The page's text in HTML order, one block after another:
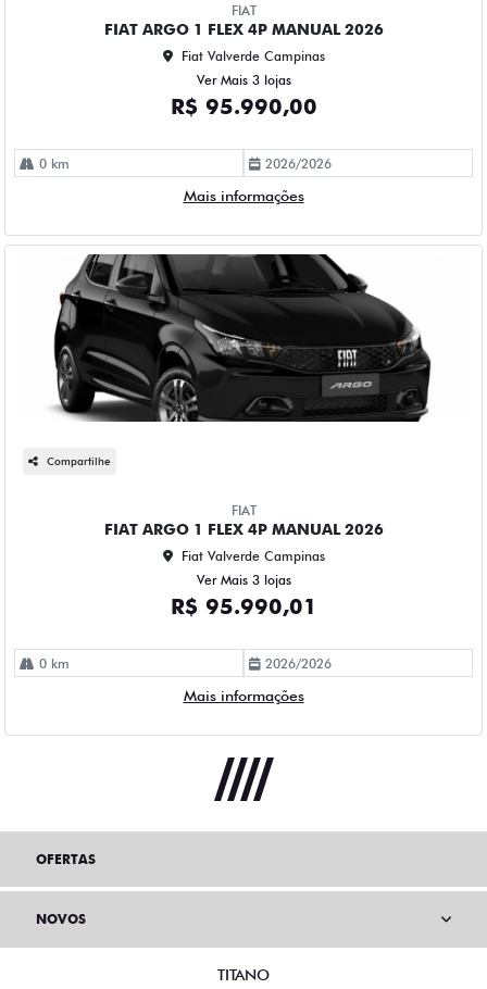
FIAT
FIAT ARGO 1 FLEX 4P MANUAL 2026
Fiat Valverde Campinas
Ver Mais 3 lojas
R$ 95.990,00
0 km 2026/2026
Mais informações
Compartilhe
FIAT
FIAT ARGO 1 FLEX 4P MANUAL 2026
Fiat Valverde Campinas
Ver Mais 3 lojas
R$ 95.990,01
0 km 2026/2026
Mais informações
OFERTAS
NOVOS
TITANO